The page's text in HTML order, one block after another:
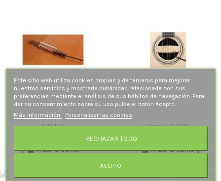
KNA-NG1
Añadir al carrito
Shadow SH330
Añadir al carrito
Este sitio web utiliza cookies propias y de terceros para mejorar
nuestros servicios y mostrarle publicidad relacionada con sus
preferencias mediante el análisis de sus hábitos de navegación. Para
dar su consentimiento sobre su uso pulse el botón Acepto.
Más información
Personalizar las cookies
RECHAZAR TODO
ACEPTO